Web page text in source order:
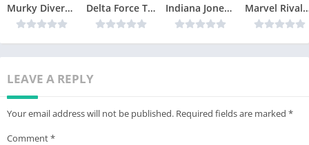
Murky Divers Télécharger jeu PC Delta Force Télécharger jeu PC Indiana Jones and the Great Circle Télécharger jeu PC Marvel Rivals
LEAVE A REPLY
Your email address will not be published. Required fields are marked *
Comment*